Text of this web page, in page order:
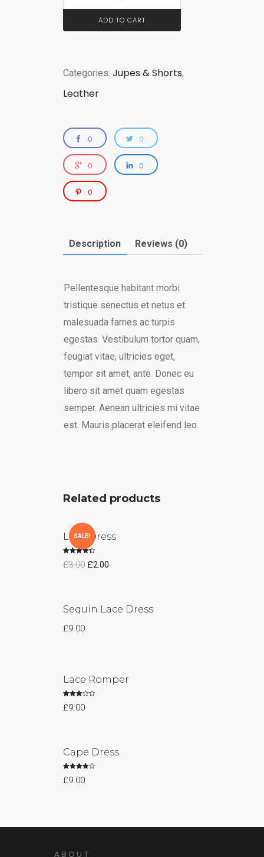
ADD TO CART
Categories: Jupes & Shorts,
Leather
0 0
0 0
0
Description Reviews (0)
Pellentesque habitant morbi
tristique senectus et netus et
malesuada fames ac turpis
egestas. Vestibulum tortor quam,
feugiat vitae, ultricies eget,
tempor sit amet, ante. Donec eu
libero sit amet quam egestas
semper. Aenean ultricies mi vitae
est. Mauris placerat eleifend leo.
Related products
SALE!
Lace Dress
4.50
£3.00 £2.00
Sequin Lace Dress
£9.00
Lace Romper
3.00
£9.00
Cape Dress
4.00
£9.00
ABOUT